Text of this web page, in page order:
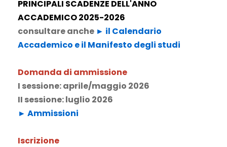
PRINCIPALI SCADENZE DELL'ANNO
ACCADEMICO 2025-2026
consultare anche ► il Calendario
Accademico e il Manifesto degli studi
Domanda di ammissione
I sessione: aprile/maggio 2026
II sessione: luglio 2026
► Ammissioni
Iscrizione